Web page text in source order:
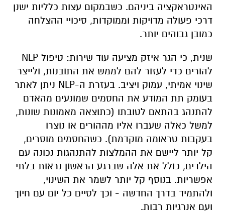
האינטראקציה ביניהם. כשבמקום עצות כלליות ישנן
דרכי פעולה מדויקות וממוקדות, סיכויי ההצלחה
כמובן גבוהים יותר.
שנית, כי הגר איזק מציעה עוד שירות: טיפול NLP
להורים כדי לעזור להם לממש את התובנות, ולייצר
שינוי אמיתי, עמוק ויציב. בעזרת ה-NLP ניתן לאתר
בעומק תת המודע את החסמים שמונעים מהאדם
להתנהג בהתאם לטובתו (כתוצאה מאמונות שונות,
למשל כאלה שעברו אליו מההורים או נוצרו
בעקבות טראומה מוקדמת). כשהחסמים מוסרים,
קל יותר ליישם את ההמלצות להתנהגות נכונה עם
הילדים, כולל את אלה שברגע הראשון נראות בלתי
אפשריות. בנוסף קל יותר לשמר את השינוי,
ולהתמיד בדרך החדשה - וכך לסיים כל יום עם חיוך
ועם אנרגיות רבות.